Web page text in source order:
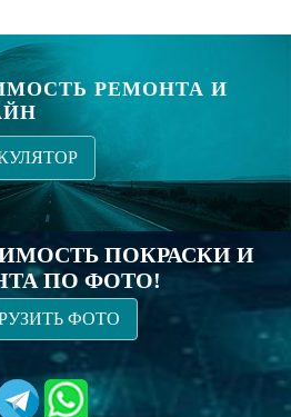
РЕМОНТА И
ПОКРАСКИ И
ПО ФОТО!
ФОТО